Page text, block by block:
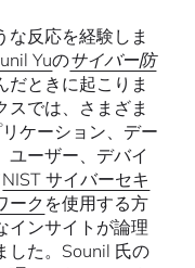
な反応を経験しま
Yuのサイバー防
だときに起こりま
スでは、さまざま
ケーション、デー
ユーザー、デバイ
NIST サイバーセキ
ーク を使用する方
インサイトが論理
した。Sounil 氏の